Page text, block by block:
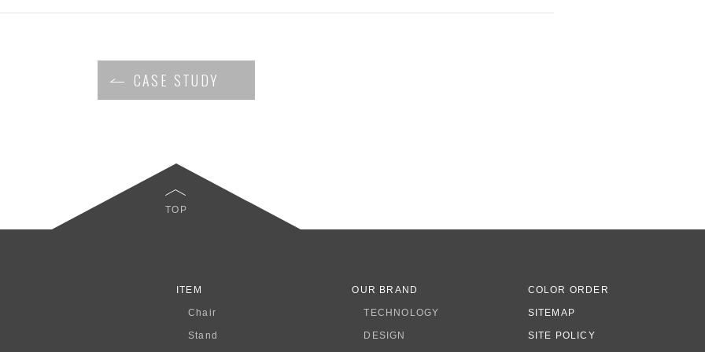
CASE STUDY
TOP
ITEM
Chair
Stand
OUR BRAND
TECHNOLOGY
DESIGN
COLOR ORDER
SITEMAP
SITE POLICY